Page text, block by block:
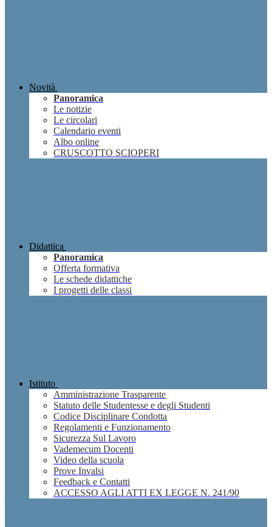
Novità
Panoramica
Le notizie
Le circolari
Calendario eventi
Albo online
CRUSCOTTO SCIOPERI
Didattica
Panoramica
Offerta formativa
Le schede didattiche
I progetti delle classi
Istituto
Amministrazione Trasparente
Statuto delle Studentesse e degli Studenti
Codice Disciplinare Condotta
Regolamenti e Funzionamento
Sicurezza Sul Lavoro
Vademecum Docenti
Video della scuola
Prove Invalsi
Feedback e Contatti
ACCESSO AGLI ATTI EX LEGGE N. 241/90